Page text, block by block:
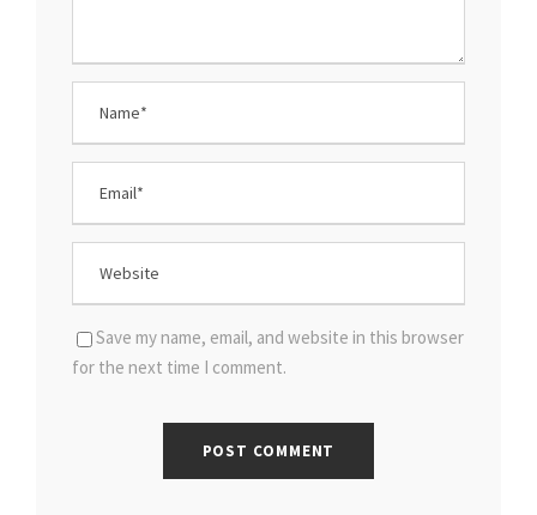
Save my name, email, and website in this browser
for the next time I comment.